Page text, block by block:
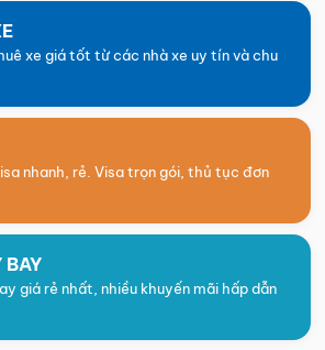
xe giá tốt từ các nhà xe uy tín và chu
nhanh, rẻ. Visa trọn gói, thủ tục đơn
BAY
giá rẻ nhất, nhiều khuyến mãi hấp dẫn